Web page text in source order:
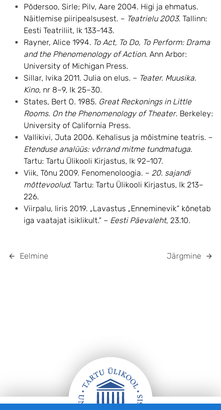
Põdersoo, Sirle; Pilv, Aare 2004. Higi ja ehmatus.
Näitlemise piiripealsusest. – Teatrielu 2003. Tallinn:
Eesti Teatriliit, lk 133–143.
Rayner, Alice 1994. To Act, To Do, To Perform: Drama
and the Phenomenology of Action. Ann Arbor:
University of Michigan Press.
Sillar, Ivika 2011. Julia on elus. – Teater. Muusika.
Kino, nr 8–9, lk 25–30.
States, Bert O. 1985. Great Reckonings in Little
Rooms. On the Phenomenology of Theater. Berkeley:
University of California Press.
Vallikivi, Juta 2006. Kehalisus ja mõistmine teatris. –
Etenduse analüüs: võrrand mitme tundmatuga.
Tartu: Tartu Ülikooli Kirjastus, lk 92–107.
Viik, Tõnu 2009. Fenomenoloogia. – 20. sajandi
mõttevoolud. Tartu: Tartu Ülikooli Kirjastus, lk 213–
226.
Viirpalu, Iiris 2019. „Lavastus „Enneminevik“ kõnetab
iga vaatajat isiklikult.“ – Eesti Päevaleht, 23.10.
Eelmine Järgmine